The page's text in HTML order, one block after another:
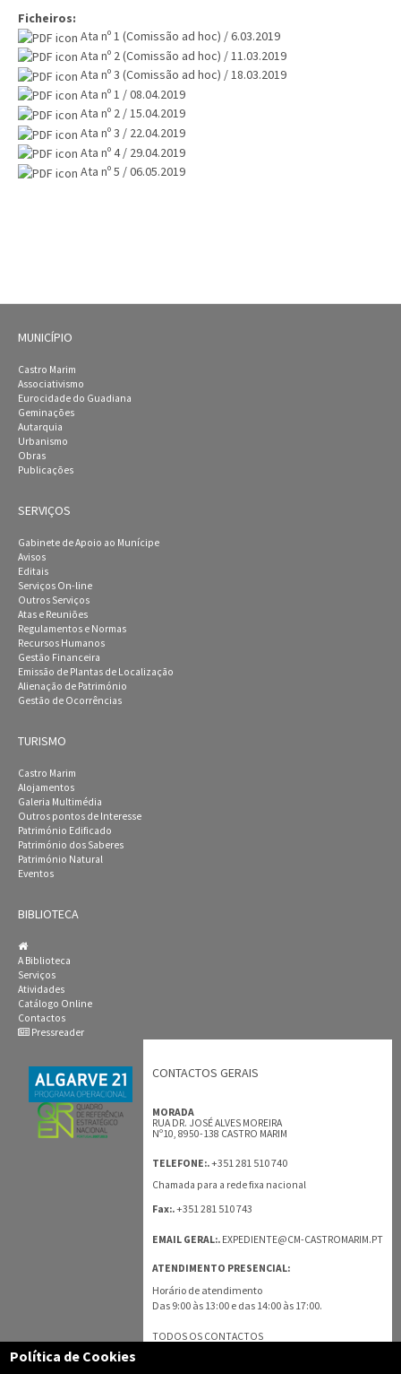
Ficheiros:
Ata nº 1 (Comissão ad hoc) / 6.03.2019
Ata nº 2 (Comissão ad hoc) / 11.03.2019
Ata nº 3 (Comissão ad hoc) / 18.03.2019
Ata nº 1 / 08.04.2019
Ata nº 2 / 15.04.2019
Ata nº 3 / 22.04.2019
Ata nº 4 / 29.04.2019
Ata nº 5 / 06.05.2019
MUNICÍPIO
Castro Marim
Associativismo
Eurocidade do Guadiana
Geminações
Autarquia
Urbanismo
Obras
Publicações
SERVIÇOS
Gabinete de Apoio ao Munícipe
Avisos
Editais
Serviços On-line
Outros Serviços
Atas e Reuniões
Regulamentos e Normas
Recursos Humanos
Gestão Financeira
Emissão de Plantas de Localização
Alienação de Património
Gestão de Ocorrências
TURISMO
Castro Marim
Alojamentos
Galeria Multimédia
Outros pontos de Interesse
Património Edificado
Património dos Saberes
Património Natural
Eventos
BIBLIOTECA
A Biblioteca
Serviços
Atividades
Catálogo Online
Contactos
Pressreader
CONTACTOS GERAIS
MORADA
RUA DR. JOSÉ ALVES MOREIRA
Nº10, 8950-138 CASTRO MARIM
TELEFONE:.+351 281 510 740
Chamada para a rede fixa nacional
Fax:.+351 281 510 743
EMAIL GERAL:. EXPEDIENTE@CM-CASTROMARIM.PT
ATENDIMENTO PRESENCIAL:
Horário de atendimento
Das 9:00 às 13:00 e das 14:00 às 17:00.
TODOS OS CONTACTOS
Política de Cookies